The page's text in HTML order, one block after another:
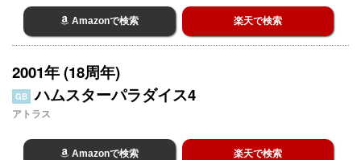
Amazonで検索 楽天で検索
2001年 (18周年)
GB ハムスターパラダイス4
アトラス
Amazonで検索 楽天で検索